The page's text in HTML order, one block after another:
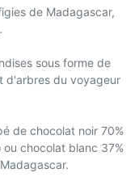
de Madagascar,
sous forme de
d'arbres du voyageur
de chocolat noir 70%
chocolat blanc 37%